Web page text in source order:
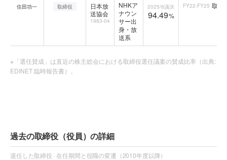
住田功一 取締役
日本放
送協会
1983-04
NHKア
ナウン
サー出
身・放
送系
2025/6議決
94.49%
FY22-FY25 取締
※「選任賛成」は直近の株主総会における取締役選任議案の賛成比率（出典:
EDINET 臨時報告書）。
過去の取締役（役員）の詳細
退任した取締役 · 在任期間と役職の変遷（2010年度以降）